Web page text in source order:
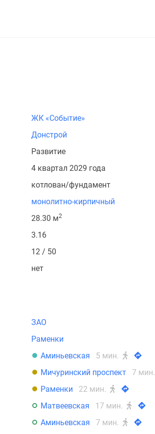
ЖК «Событие»
Донстрой
Развитие
4 квартал 2029 года
котлован/фундамент
монолитно-кирпичный
28.30 м2
3.16
12 / 50
нет
ЗАО
Раменки
Аминьевская
5 мин.
Мичуринский проспект
7 мин.
Раменки
22 мин.
Матвеевская
17 мин.
Аминьевская
7 мин.